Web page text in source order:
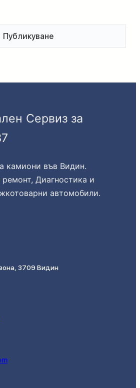
Сервиз за
камиони във Видин.
Диагностика и
автомобили.
3709 Видин